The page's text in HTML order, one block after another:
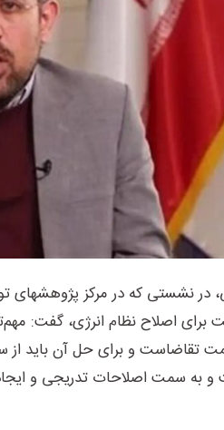
نشستی که در مرکز پژوهشهای
برای اصلاح نظام انرژی، گفت:
تقاضاست و برای حل آن باید
و به سمت اصلاحات تدریجی و